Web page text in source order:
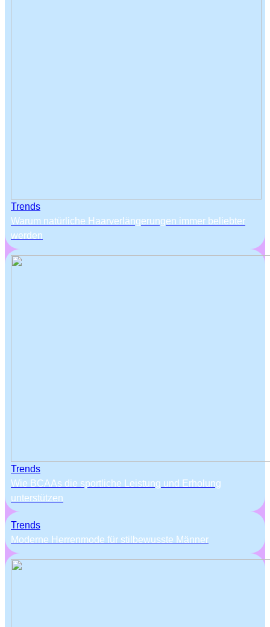
Trends
Warum natürliche Haarverlängerungen immer beliebter
werden
Trends
Wie BCAAs die sportliche Leistung und Erholung
unterstützen
Trends
Moderne Herrenmode für stilbewusste Männer